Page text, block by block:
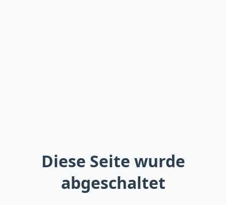
Diese Seite wurde
abgeschaltet